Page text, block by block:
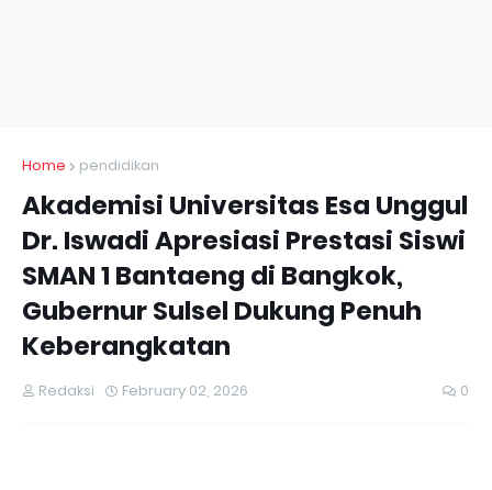
Home pendidikan
Akademisi Universitas Esa Unggul
Dr. Iswadi Apresiasi Prestasi Siswi
SMAN 1 Bantaeng di Bangkok,
Gubernur Sulsel Dukung Penuh
Keberangkatan
Redaksi February 02, 2026 0